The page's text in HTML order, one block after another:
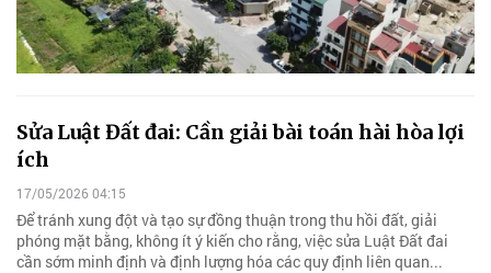
Sửa Luật Đất đai: Cần giải bài toán hài hòa lợi
ích
17/05/2026 04:15
Để tránh xung đột và tạo sự đồng thuận trong thu hồi đất, giải
phóng mặt bằng, không ít ý kiến cho rằng, việc sửa Luật Đất đai
cần sớm minh định và định lượng hóa các quy định liên quan...